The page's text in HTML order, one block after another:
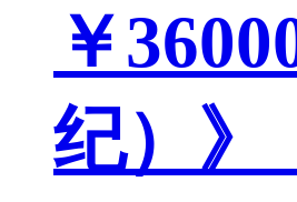
￥
纪）》